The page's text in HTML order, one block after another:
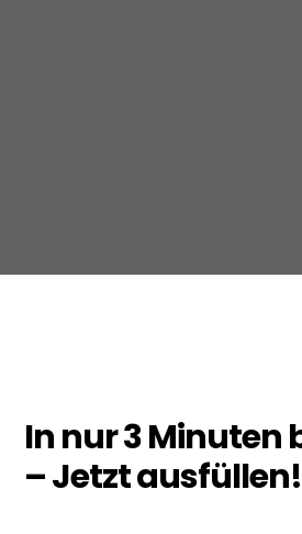
In nur 3 Minuten
– Jetzt ausfüllen!